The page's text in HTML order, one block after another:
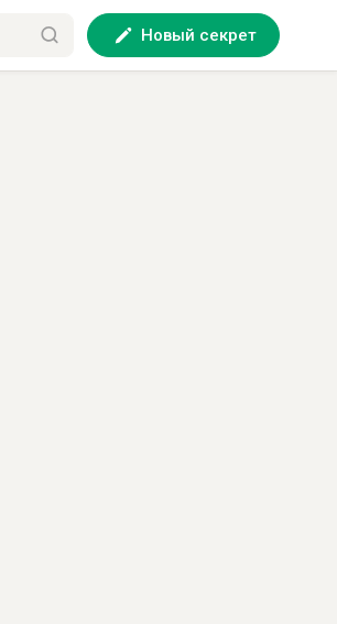
Новый секрет